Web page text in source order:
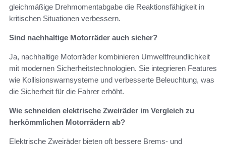
gleichmäßige Drehmomentabgabe die Reaktionsfähigkeit in
kritischen Situationen verbessern.
Sind nachhaltige Motorräder auch sicher?
Ja, nachhaltige Motorräder kombinieren Umweltfreundlichkeit
mit modernen Sicherheitstechnologien. Sie integrieren Features
wie Kollisionswarnsysteme und verbesserte Beleuchtung, was
die Sicherheit für die Fahrer erhöht.
Wie schneiden elektrische Zweiräder im Vergleich zu
herkömmlichen Motorrädern ab?
Elektrische Zweiräder bieten oft bessere Brems- und